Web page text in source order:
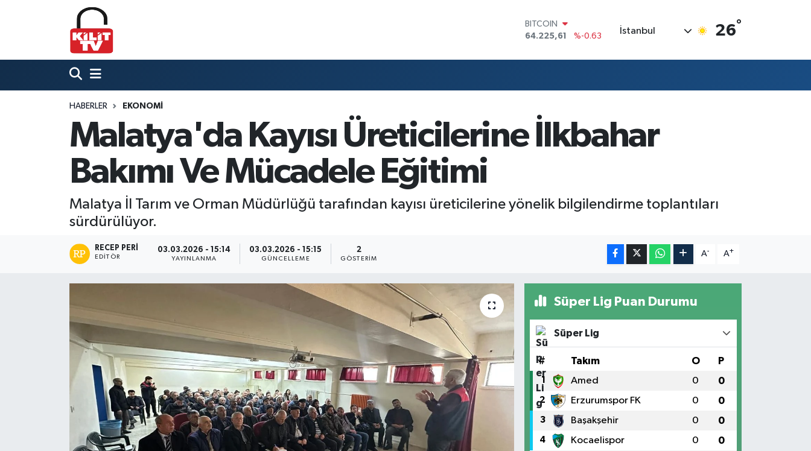
BITCOIN
64.225,61
%-0.63
47,7143
%0.16
GRAM ALTIN
6574.81
%1.44
BİST100
İstanbul 26°
HABERLER EKONOMI
Malatya'da Kayısı Üreticilerine İlkbahar
Bakımı Ve Mücadele Eğitimi
Malatya İl Tarım ve Orman Müdürlüğü tarafından kayısı üreticilerine yönelik bilgilendirme toplantıları
sürdürülüyor.
RECEP PERI
EDITÖR
03.03.2026 - 15:14
YAYINLANMA
03.03.2026 - 15:15
GÜNCELLEME
2
GÖSTERIM
A- A+
Süper Lig Puan Durumu
Süper Lig
# Takım O P
1 Amed 0 0
2 Erzurumspor FK 0 0
3 Başakşehir 0 0
4 Kocaelispor 0 0
Hava Durumu
Trafik Durumu
Süper Lig Puan Durumu ve Fikstür
Tüm Manşetler
Son Dakika Haberleri
Haber Arşivi